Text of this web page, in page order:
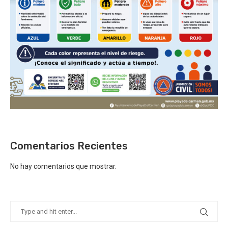
Comentarios Recientes
No hay comentarios que mostrar.